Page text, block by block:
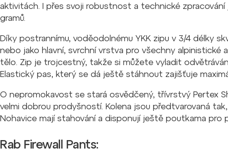
aktivitách. I přes svoji robustnost a technické
gramů.
Díky postrannímu, voděodolnému YKK zipu v 3/4 délky
nebo jako hlavní, svrchní vrstva pro všechny alpinistické
tělo. Zip je trojcestný, takže si můžete vyladit
Elastický pas, který se dá ještě stáhnout zajišťuje
O nepromokavost se stará osvědčený, třívrstvý Pertex
velmi dobrou prodyšností. Kolena jsou předtvarovaná
Nohavice mají stahování a disponují ještě poutkama pro
Rab Firewall Pants: